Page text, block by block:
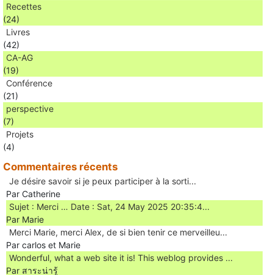
Recettes
(24)
Livres
(42)
CA-AG
(19)
Conférence
(21)
perspective
(7)
Projets
(4)
Commentaires récents
Je désire savoir si je peux participer à la sorti...
Par Catherine
Sujet : Merci … Date : Sat, 24 May 2025 20:35:4...
Par Marie
Merci Marie, merci Alex, de si bien tenir ce merveilleu...
Par carlos et Marie
Wonderful, what a web site it is! This weblog provides ...
Par สาระน่ารู้